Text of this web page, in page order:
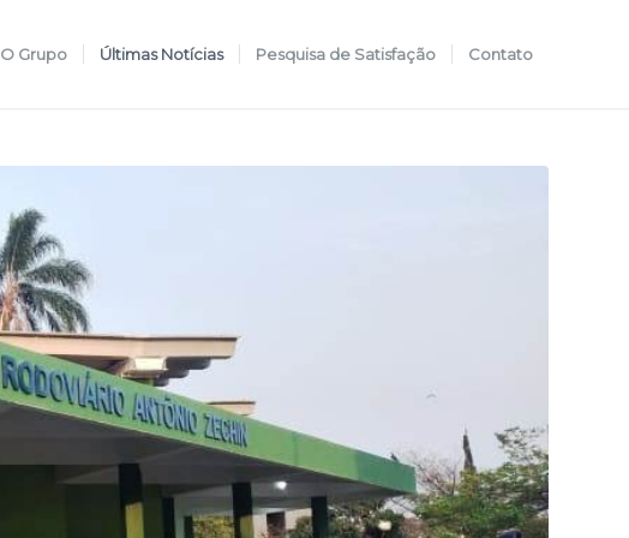
O Grupo Últimas Notícias Pesquisa de Satisfação Contato